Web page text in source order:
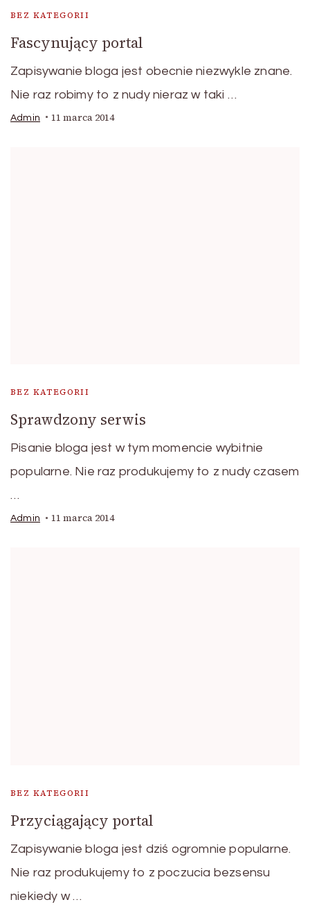
BEZ KATEGORII
Fascynujący portal
Zapisywanie bloga jest obecnie niezwykle znane.
Nie raz robimy to z nudy nieraz w taki …
Admin 11 marca 2014
BEZ KATEGORII
Sprawdzony serwis
Pisanie bloga jest w tym momencie wybitnie
popularne. Nie raz produkujemy to z nudy czasem
…
Admin 11 marca 2014
BEZ KATEGORII
Przyciągający portal
Zapisywanie bloga jest dziś ogromnie popularne.
Nie raz produkujemy to z poczucia bezsensu
niekiedy w …